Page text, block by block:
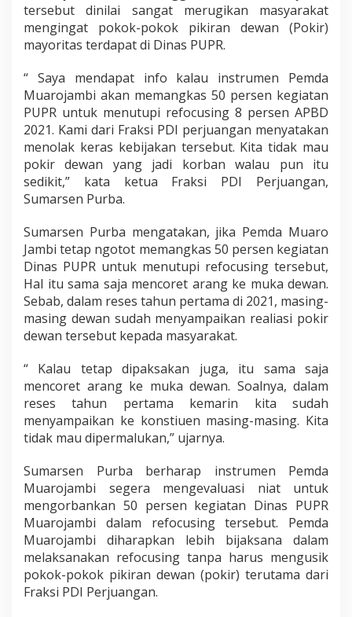
i
K
e
g
a
a
n
P
o
k
i
w
a
n
tersebut dinilai sangat merugikan masyarakat
mengingat pokok-pokok pikiran dewan (Pokir)
mayoritas terdapat di Dinas PUPR.
“ Saya mendapat info kalau instrumen Pemda
Muarojambi akan memangkas 50 persen kegiatan
PUPR untuk menutupi refocusing 8 persen APBD
2021. Kami dari Fraksi PDI perjuangan menyatakan
menolak keras kebijakan tersebut. Kita tidak mau
pokir dewan yang jadi korban walau pun itu
sedikit,” kata ketua Fraksi PDI Perjuangan,
Sumarsen Purba.
Sumarsen Purba mengatakan, jika Pemda Muaro
Jambi tetap ngotot memangkas 50 persen kegiatan
Dinas PUPR untuk menutupi refocusing tersebut,
Hal itu sama saja mencoret arang ke muka dewan.
Sebab, dalam reses tahun pertama di 2021, masing-
masing dewan sudah menyampaikan realiasi pokir
dewan tersebut kepada masyarakat.
“ Kalau tetap dipaksakan juga, itu sama saja
mencoret arang ke muka dewan. Soalnya, dalam
reses tahun pertama kemarin kita sudah
menyampaikan ke konstiuen masing-masing. Kita
tidak mau dipermalukan,” ujarnya.
Sumarsen Purba berharap instrumen Pemda
Muarojambi segera mengevaluasi niat untuk
mengorbankan 50 persen kegiatan Dinas PUPR
Muarojambi dalam refocusing tersebut. Pemda
Muarojambi diharapkan lebih bijaksana dalam
melaksanakan refocusing tanpa harus mengusik
pokok-pokok pikiran dewan (pokir) terutama dari
Fraksi PDI Perjuangan.